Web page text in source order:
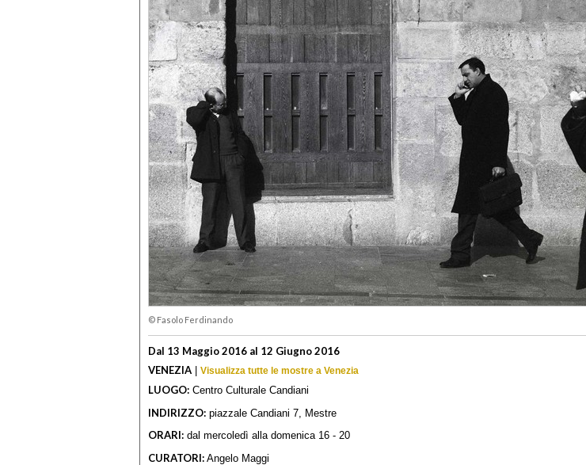
© Fasolo Ferdinando
Dal 13 Maggio 2016 al 12 Giugno 2016
VENEZIA | Visualizza tutte le mostre a Venezia
LUOGO: Centro Culturale Candiani
INDIRIZZO: piazzale Candiani 7, Mestre
ORARI: dal mercoledì alla domenica 16 - 20
CURATORI: Angelo Maggi